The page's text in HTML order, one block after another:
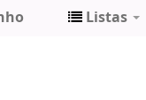
Listas